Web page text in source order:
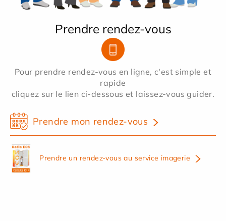
Prendre rendez-vous
Pour prendre rendez-vous en ligne, c'est simple et
rapide
cliquez sur le lien ci-dessous et laissez-vous guider.
Prendre mon rendez-vous
Prendre un rendez-vous au service imagerie